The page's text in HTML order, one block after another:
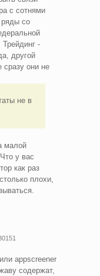
с сотнями
со
-
другой
сразу они не
не в
малой
у вас
как раз
плохи,
appscreener
содержат,